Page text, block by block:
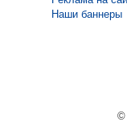
Наши баннеры
©